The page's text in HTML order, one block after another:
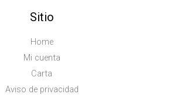
Sitio
Home
Mi cuenta
Carta
Aviso de privacidad